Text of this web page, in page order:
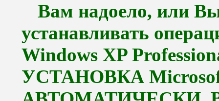
Вам надоело, или
устанавливать
Windows XP
УСТАНОВКА